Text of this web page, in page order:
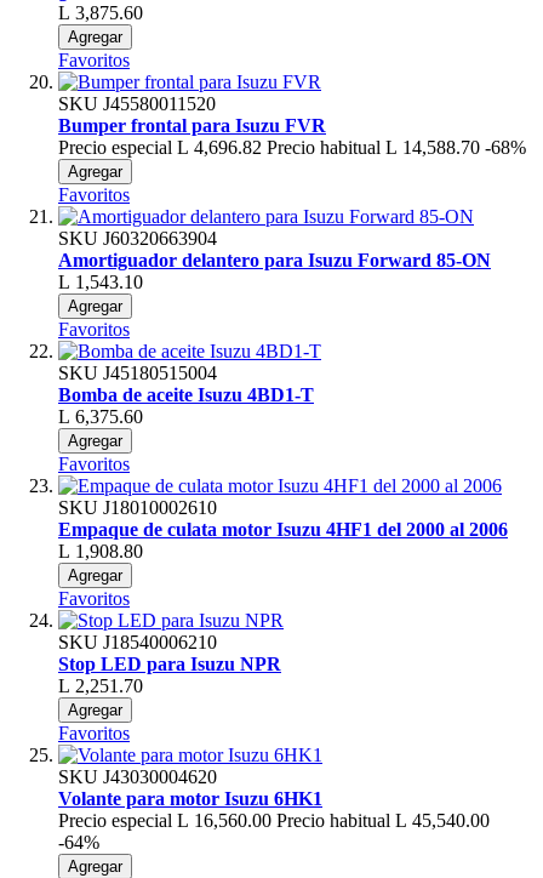
L 3,875.60
Agregar
Favoritos
SKU J45580011520
Bumper frontal para Isuzu FVR
Precio especial L 4,696.82 Precio habitual L 14,588.70 -68%
Agregar
Favoritos
SKU J60320663904
Amortiguador delantero para Isuzu Forward 85-ON
L 1,543.10
Agregar
Favoritos
SKU J45180515004
Bomba de aceite Isuzu 4BD1-T
L 6,375.60
Agregar
Favoritos
SKU J18010002610
Empaque de culata motor Isuzu 4HF1 del 2000 al 2006
L 1,908.80
Agregar
Favoritos
SKU J18540006210
Stop LED para Isuzu NPR
L 2,251.70
Agregar
Favoritos
SKU J43030004620
Volante para motor Isuzu 6HK1
Precio especial L 16,560.00 Precio habitual L 45,540.00
-64%
Agregar